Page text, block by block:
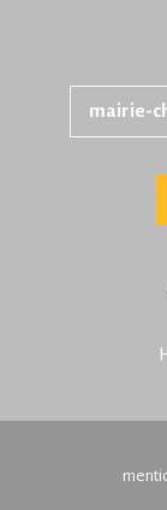
mairie-